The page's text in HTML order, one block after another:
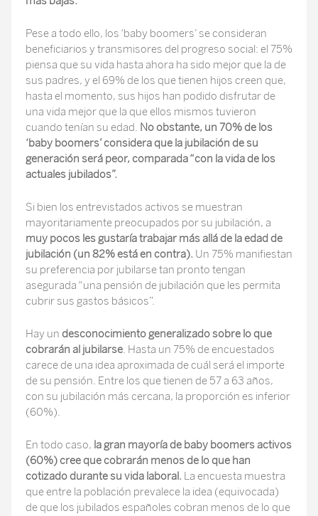
Pese a todo ello, los ‘baby boomers’ se consideran
beneficiarios y transmisores del progreso social: el 75%
piensa que su vida hasta ahora ha sido mejor que la de
sus padres, y el 69% de los que tienen hijos creen que,
hasta el momento, sus hijos han podido disfrutar de
una vida mejor que la que ellos mismos tuvieron
cuando tenían su edad. No obstante, un 70% de los
‘baby boomers’ considera que la jubilación de su
generación será peor, comparada “con la vida de los
actuales jubilados”.
Si bien los entrevistados activos se muestran
mayoritariamente preocupados por su jubilación, a
muy pocos les gustaría trabajar más allá de la edad de
jubilación (un 82% está en contra). Un 75% manifiestan
su preferencia por jubilarse tan pronto tengan
asegurada “una pensión de jubilación que les permita
cubrir sus gastos básicos”.
Hay un desconocimiento generalizado sobre lo que
cobrarán al jubilarse. Hasta un 75% de encuestados
carece de una idea aproximada de cuál será el importe
de su pensión. Entre los que tienen de 57 a 63 años,
con su jubilación más cercana, la proporción es inferior
(60%).
En todo caso, la gran mayoría de baby boomers activos
(60%) cree que cobrarán menos de lo que han
cotizado durante su vida laboral. La encuesta muestra
que entre la población prevalece la idea (equivocada)
de que los jubilados españoles cobran menos de lo que